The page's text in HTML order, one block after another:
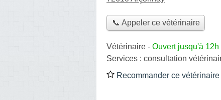
📞 Appeler ce vétérinaire
Vétérinaire - Ouvert jusqu'à 12h
Services : consultation
Recommander ce vétérinaire